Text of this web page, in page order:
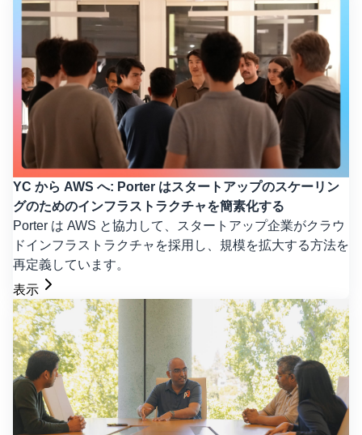
YC から AWS へ: Porter はスタートアップのスケーリン
グのためのインフラストラクチャを簡素化する
Porter は AWS と協力して、スタートアップ企業がクラウ
ドインフラストラクチャを採用し、規模を拡大する方法を
再定義しています。
表示